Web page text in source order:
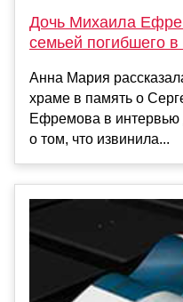
Дочь Михаила
семьей погибшего в
Анна Мария
храме в память о
Ефремова в интервью
о том, что извинила...